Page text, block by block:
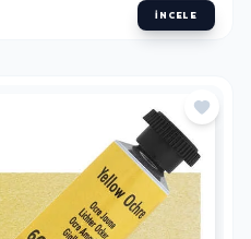
İNCELE